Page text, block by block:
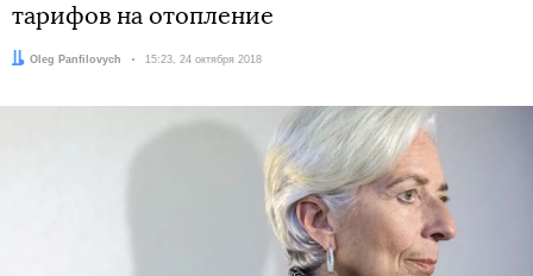
тарифов на отопление
Автор:
Oleg Panfilovych Дата:
15:23, 24 октября 2018